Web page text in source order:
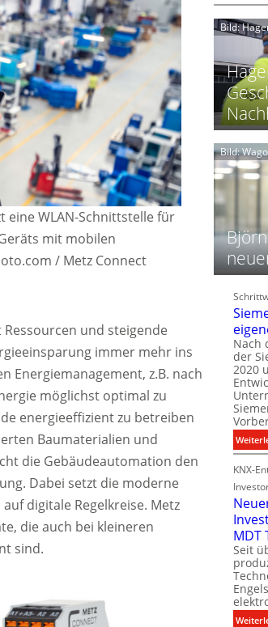
eine WLAN-Schnittstelle für
mit mobilen
/ Metz Connect
und steigende
immer mehr ins
Energiemanagement, z.B. nach
möglichst optimal zu
energieeffizient zu betreiben
Baumaterialien und
die Gebäudeautomation den
Dabei setzt die moderne
digitale Regelkreise. Metz
die auch bei kleineren
sind.
2
c
h
t
l
e
c
t
g
s
t
c
i
k
I
0
5
l
s
s
e
f
r
i
g
i
t
l
P
d
t
a
t
Bild:
Bild:
Nach
der
2020
KNX-
MDT
Seit